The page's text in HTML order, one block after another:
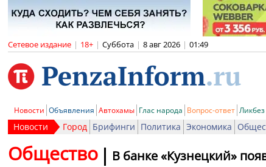
Сетевое издание | 18+ | Суббота | 8 авг 2026 | 01:49
Новости Объявления Автохамы Глас народа Вопрос-ответ Ликбез
Новости Город Брифинги Политика Экономика
В банке «Кузнецкий»
Общество